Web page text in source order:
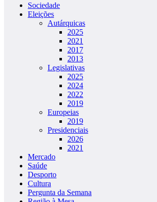
Sociedade
Eleições
Autárquicas
2025
2021
2017
2013
Legislativas
2025
2024
2022
2019
Europeias
2019
Presidenciais
2026
2021
Mercado
Saúde
Desporto
Cultura
Pergunta da Semana